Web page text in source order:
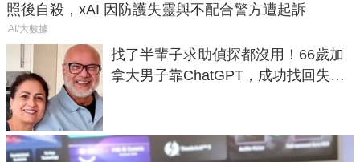
照後自殺，xAI 因防護失靈與不配合警方遭起訴
AI/大數據
找了半輩子求助偵探都沒用！66歲加
拿大男子靠ChatGPT，成功找回失散